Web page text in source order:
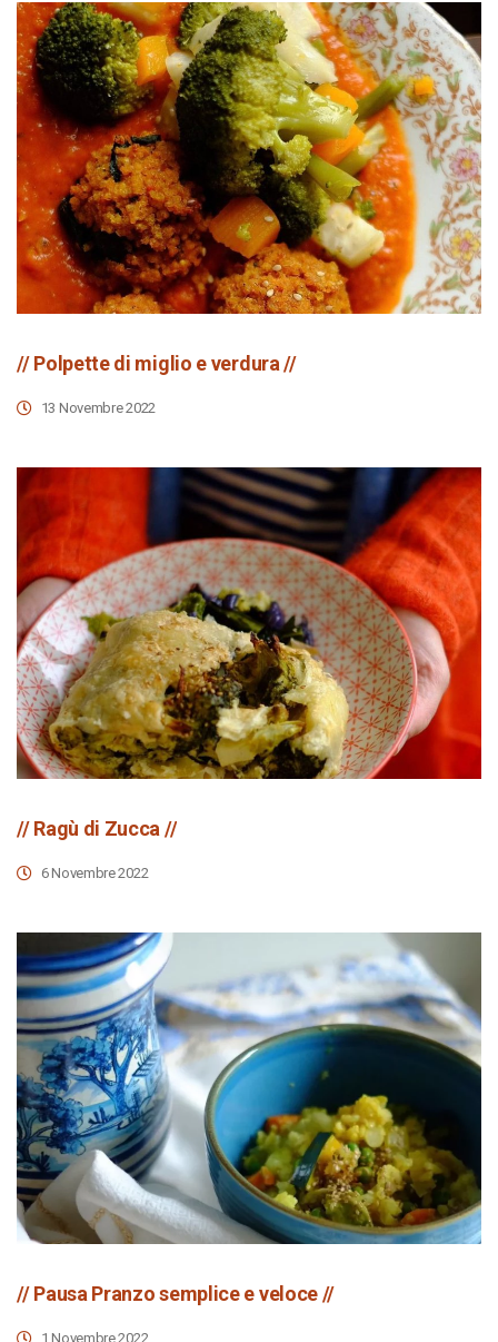
// Polpette di miglio e verdura //
13 Novembre 2022
// Ragù di Zucca //
6 Novembre 2022
// Pausa Pranzo semplice e veloce //
1 Novembre 2022